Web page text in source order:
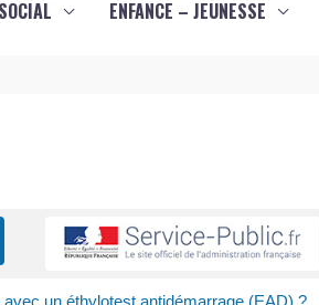
ENFANCE – JEUNESSE